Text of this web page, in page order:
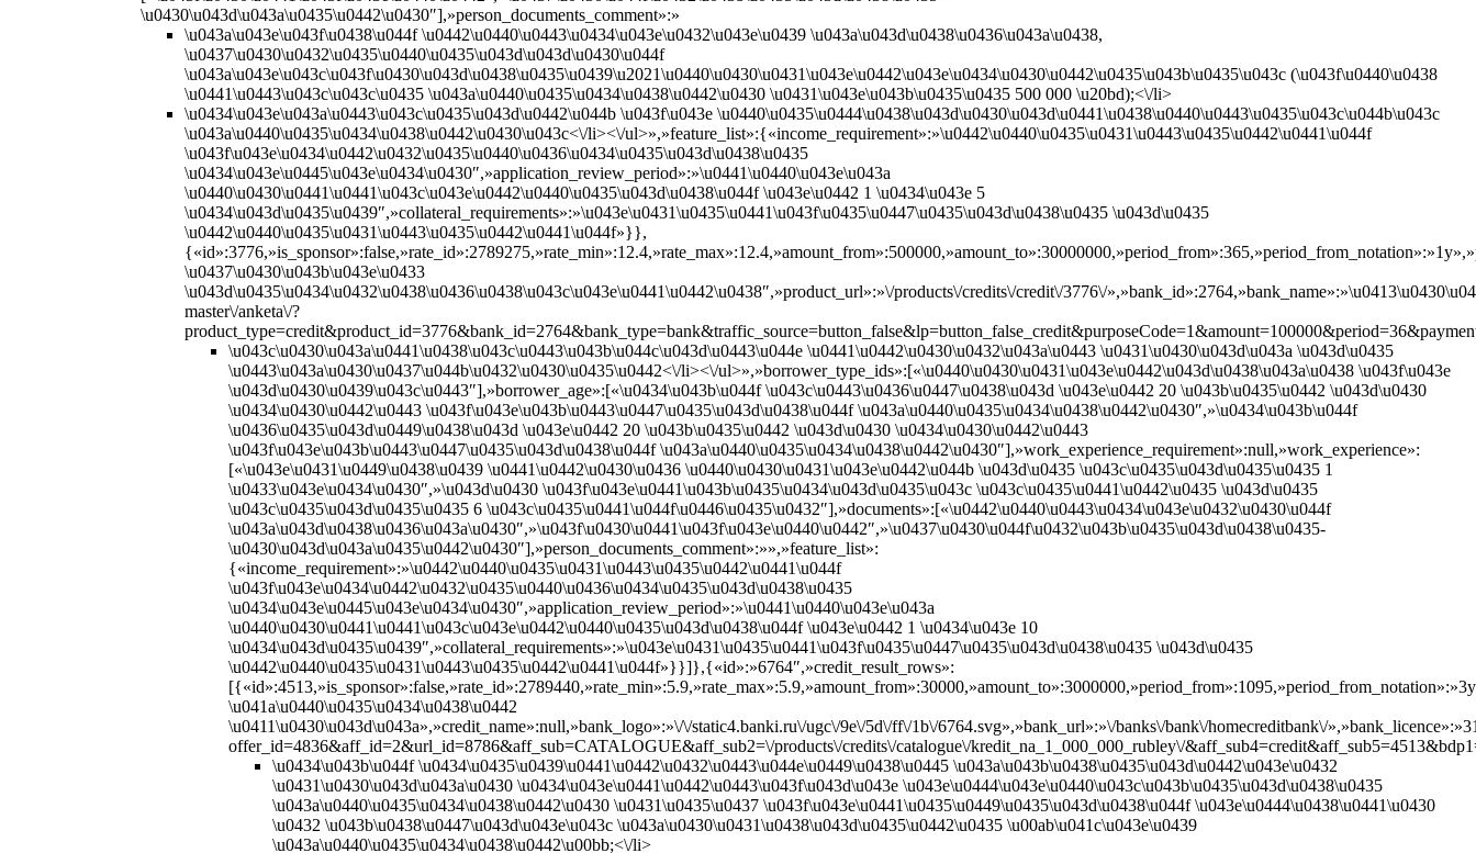
\u0430\u043d\u043a\u0435\u0442\u0430″],»person_documents_comment»:»
\u043a\u043e\u043f\u0438\u044f \u0442\u0440\u0443\u0434\u043e\u0432\u043e\u0439 \u043a\u043d\u0438\u0436\u043a\u0438,
\u0437\u0430\u0432\u0435\u0440\u0435\u043d\u043d\u0430\u044f
\u043a\u043e\u043c\u043f\u0430\u043d\u0438\u0435\u0439\u2021\u0440\u0430\u0431\u043e\u0442\u043e\u0434\u0430\u0442\u0435\u043b\u0435\u043c (\u043f\u0440\u0438
\u0441\u0443\u043c\u043c\u0435 \u043a\u0440\u0435\u0434\u0438\u0442\u0430 \u0431\u043e\u043b\u0435\u0435 500 000 \u20bd);<\/li>
\u0434\u043e\u043a\u0443\u043c\u0435\u043d\u0442\u044b \u043f\u043e \u0440\u0435\u0444\u0438\u043d\u0430\u043d\u0441\u0438\u0440\u0443\u0435\u043c\u044b\u043c
\u043a\u0440\u0435\u0434\u0438\u0442\u0430\u043c<\/li><\/ul>»,»feature_list»:{«income_requirement»:»\u0442\u0440\u0435\u0431\u0443\u0435\u0442\u0441\u044f
\u043f\u043e\u0434\u0442\u0432\u0435\u0440\u0436\u0434\u0435\u043d\u0438\u0435
\u0434\u043e\u0445\u043e\u0434\u0430″,»application_review_period»:»\u0441\u0440\u043e\u043a
\u0440\u0430\u0441\u0441\u043c\u043e\u0442\u0440\u0435\u043d\u0438\u044f \u043e\u0442 1 \u0434\u043e 5
\u0434\u043d\u0435\u0439″,»collateral_requirements»:»\u043e\u0431\u0435\u0441\u043f\u0435\u0447\u0435\u043d\u0438\u0435 \u043d\u0435
\u0442\u0440\u0435\u0431\u0443\u0435\u0442\u0441\u044f»}},
\u0437\u0430\u043b\u043e\u0433
\u043d\u0435\u0434\u0432\u0438\u0436\u0438\u043c\u043e\u0441\u0442\u0438″,»product_url»:»\/products\/credits\/credit\/3776\/
master\/anketa\/?
\u043c\u0430\u043a\u0441\u0438\u043c\u0443\u043b\u044c\u043d\u0443\u044e \u0441\u0442\u0430\u0432\u043a\u0443 \u0431\u0430\u043d\u043a \u043d\u0435
\u0443\u043a\u0430\u0437\u044b\u0432\u0430\u0435\u0442<\/li><\/ul>»,»borrower_type_ids»:[«\u0440\u0430\u0431\u043e\u0442\u043d\u0438\u043a\u0438 \u043f\u043e
\u043d\u0430\u0439\u043c\u0443″],»borrower_age»:[«\u0434\u043b\u044f \u043c\u0443\u0436\u0447\u0438\u043d \u043e\u0442 20 \u043b\u0435\u0442 \u043d\u0430
\u0434\u0430\u0442\u0443 \u043f\u043e\u043b\u0443\u0447\u0435\u043d\u0438\u044f \u043a\u0440\u0435\u0434\u0438\u0442\u0430″,»\u0434\u043b\u044f
\u0436\u0435\u043d\u0449\u0438\u043d \u043e\u0442 20 \u043b\u0435\u0442 \u043d\u0430 \u0434\u0430\u0442\u0443
\u043f\u043e\u043b\u0443\u0447\u0435\u043d\u0438\u044f \u043a\u0440\u0435\u0434\u0438\u0442\u0430″],»work_experience_requirement»:null,»work_experience»:
[«\u043e\u0431\u0449\u0438\u0439 \u0441\u0442\u0430\u0436 \u0440\u0430\u0431\u043e\u0442\u044b \u043d\u0435 \u043c\u0435\u043d\u0435\u0435 1
\u0433\u043e\u0434\u0430″,»\u043d\u0430 \u043f\u043e\u0441\u043b\u0435\u0434\u043d\u0435\u043c \u043c\u0435\u0441\u0442\u0435 \u043d\u0435
\u043c\u0435\u043d\u0435\u0435 6 \u043c\u0435\u0441\u044f\u0446\u0435\u0432″],»documents»:[«\u0442\u0440\u0443\u0434\u043e\u0432\u0430\u044f
\u043a\u043d\u0438\u0436\u043a\u0430″,»\u043f\u0430\u0441\u043f\u043e\u0440\u0442″,»\u0437\u0430\u044f\u0432\u043b\u0435\u043d\u0438\u0435-
\u0430\u043d\u043a\u0435\u0442\u0430″],»person_documents_comment»:»»,»feature_list»:
{«income_requirement»:»\u0442\u0440\u0435\u0431\u0443\u0435\u0442\u0441\u044f
\u043f\u043e\u0434\u0442\u0432\u0435\u0440\u0436\u0434\u0435\u043d\u0438\u0435
\u0434\u043e\u0445\u043e\u0434\u0430″,»application_review_period»:»\u0441\u0440\u043e\u043a
\u0440\u0430\u0441\u0441\u043c\u043e\u0442\u0440\u0435\u043d\u0438\u044f \u043e\u0442 1 \u0434\u043e 10
\u0434\u043d\u0435\u0439″,»collateral_requirements»:»\u043e\u0431\u0435\u0441\u043f\u0435\u0447\u0435\u043d\u0438\u0435 \u043d\u0435
\u0442\u0440\u0435\u0431\u0443\u0435\u0442\u0441\u044f»}}]},{«id»:»6764″,»credit_result_rows»:
\u041a\u0440\u0435\u0434\u0438\u0442
\u0411\u0430\u043d\u043a»,»credit_name»:null,»bank_logo»:»\/\/static4.banki.ru\/ugc\/9e\/5d\/ff\/1b\/6764.svg»,»bank_url»:»\/banks\/bank\/homecreditbank\/
offer_id=4836&aff_id=2&url_id=8786&aff_sub=CATALOGUE&aff_sub2=\/products\/credits\/catalogue\/kredit_na_1_000_000_rubley\/
\u0434\u043b\u044f \u0434\u0435\u0439\u0441\u0442\u0432\u0443\u044e\u0449\u0438\u0445 \u043a\u043b\u0438\u0435\u043d\u0442\u043e\u0432
\u0431\u0430\u043d\u043a\u0430 \u0434\u043e\u0441\u0442\u0443\u043f\u043d\u043e \u043e\u0444\u043e\u0440\u043c\u043b\u0435\u043d\u0438\u0435
\u043a\u0440\u0435\u0434\u0438\u0442\u0430 \u0431\u0435\u0437 \u043f\u043e\u0441\u0435\u0449\u0435\u043d\u0438\u044f \u043e\u0444\u0438\u0441\u0430
\u0432 \u043b\u0438\u0447\u043d\u043e\u043c \u043a\u0430\u0431\u0438\u043d\u0435\u0442\u0435 \u00ab\u041c\u043e\u0439
\u043a\u0440\u0435\u0434\u0438\u0442\u00bb;<\/li>